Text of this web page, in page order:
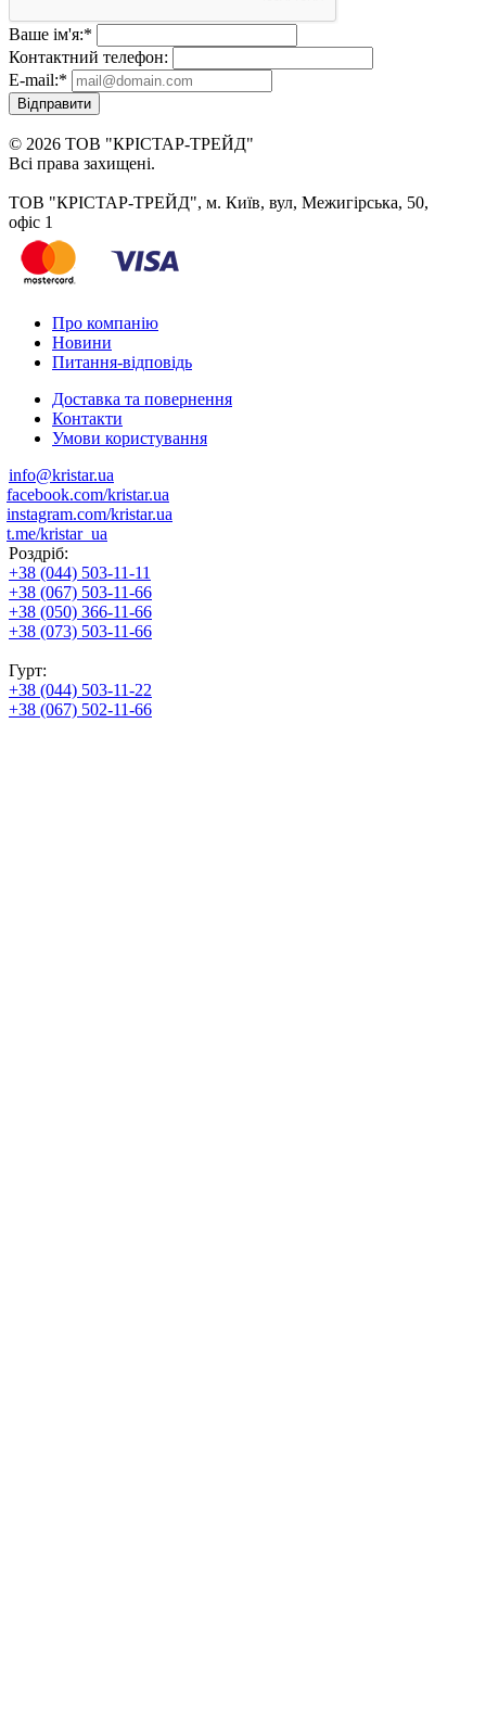
Ваше ім'я:*
Контактний телефон:
E-mail:*
Відправити
© 2026 ТОВ "КРІСТАР-ТРЕЙД"
Всі права захищені.
ТОВ "КРІСТАР-ТРЕЙД", м. Київ, вул, Межигірська, 50,
офіс 1
Про компанію
Новини
Питання-відповідь
Доставка та повернення
Контакти
Умови користування
info@kristar.ua
facebook.com/kristar.ua
instagram.com/kristar.ua
t.me/kristar_ua
Роздріб:
+38 (044) 503-11-11
+38 (067) 503-11-66
+38 (050) 366-11-66
+38 (073) 503-11-66
Гурт:
+38 (044) 503-11-22
+38 (067) 502-11-66